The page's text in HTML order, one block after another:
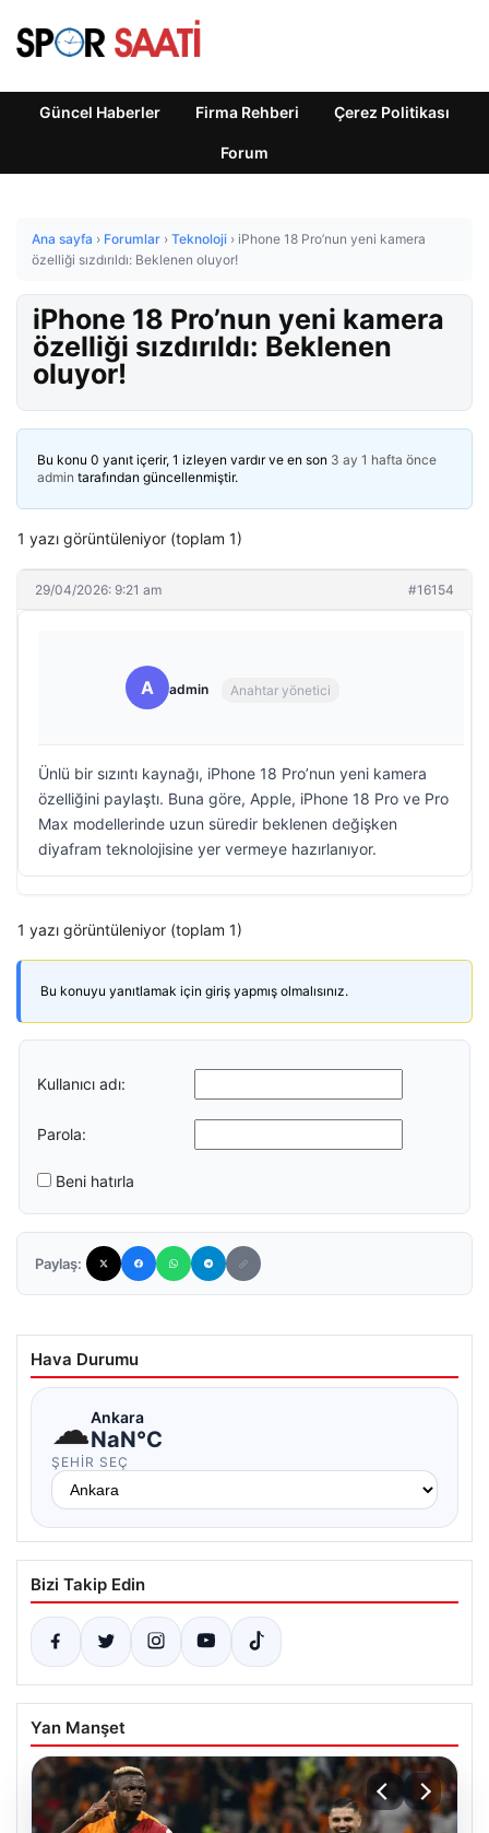
Güncel Haberler Firma Rehberi Çerez Politikası
Forum
Ana sayfa › Forumlar › Teknoloji › iPhone 18 Pro’nun yeni kamera
özelliği sızdırıldı: Beklenen oluyor!
iPhone 18 Pro’nun yeni kamera
özelliği sızdırıldı: Beklenen
oluyor!
Bu konu 0 yanıt içerir, 1 izleyen vardır ve en son 3 ay 1 hafta önce
admin tarafından güncellenmiştir.
1 yazı görüntüleniyor (toplam 1)
29/04/2026: 9:21 am #16154
A admin Anahtar yönetici
Ünlü bir sızıntı kaynağı, iPhone 18 Pro’nun yeni kamera
özelliğini paylaştı. Buna göre, Apple, iPhone 18 Pro ve Pro
Max modellerinde uzun süredir beklenen değişken
diyafram teknolojisine yer vermeye hazırlanıyor.
1 yazı görüntüleniyor (toplam 1)
Bu konuyu yanıtlamak için giriş yapmış olmalısınız.
Kullanıcı adı:
Parola:
Beni hatırla
Paylaş:
Hava Durumu
☁Ankara
NaN°C
ŞEHIR SEÇ
Bizi Takip Edin
Yan Manşet